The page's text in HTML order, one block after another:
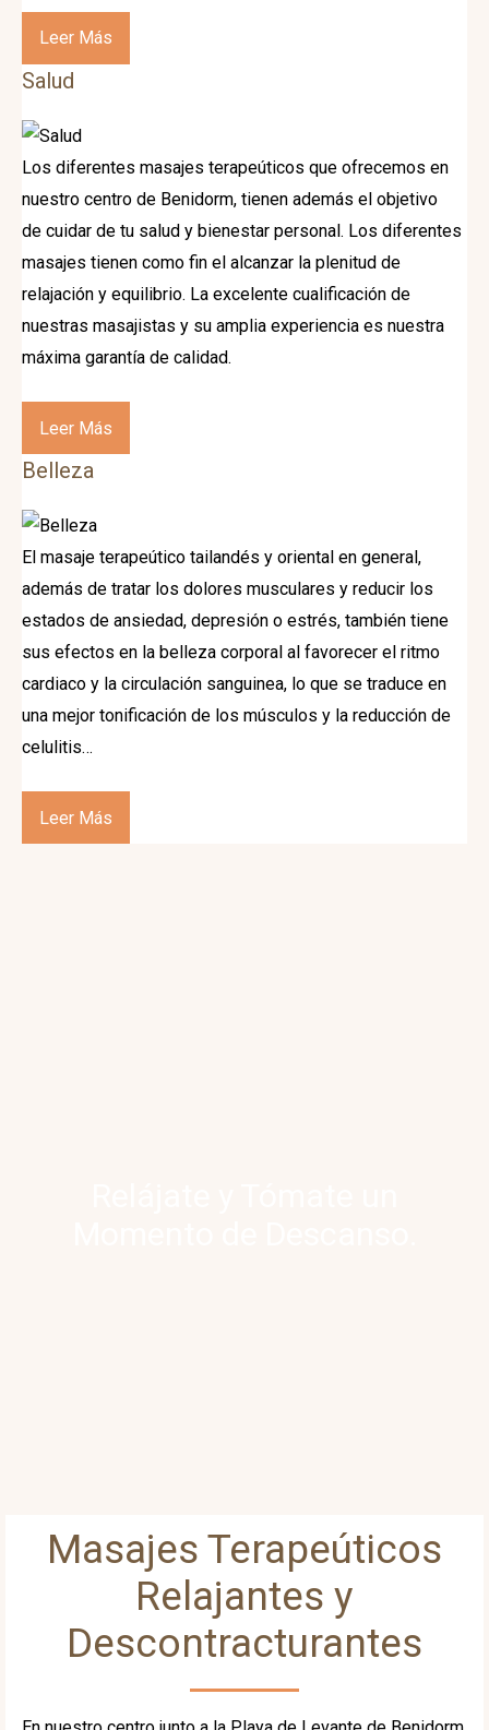
Leer Más
Salud
Los diferentes masajes terapeúticos que ofrecemos en
nuestro centro de Benidorm, tienen además el objetivo
de cuidar de tu salud y bienestar personal. Los diferentes
masajes tienen como fin el alcanzar la plenitud de
relajación y equilibrio. La excelente cualificación de
nuestras masajistas y su amplia experiencia es nuestra
máxima garantía de calidad.
Leer Más
Belleza
El masaje terapeútico tailandés y oriental en general,
además de tratar los dolores musculares y reducir los
estados de ansiedad, depresión o estrés, también tiene
sus efectos en la belleza corporal al favorecer el ritmo
cardiaco y la circulación sanguinea, lo que se traduce en
una mejor tonificación de los músculos y la reducción de
celulitis…
Leer Más
Masajes Terapeúticos
Relajantes y
Descontracturantes